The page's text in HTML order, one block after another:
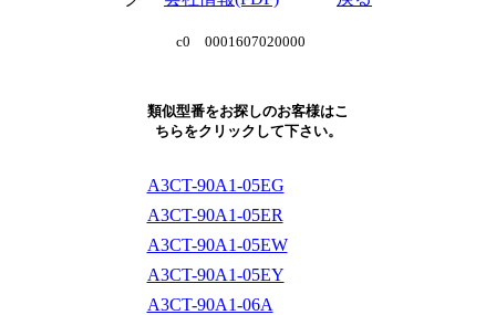
c0 0001607020000
類似型番をお探しのお客様はこ
ちらをクリックして下さい。
A3CT-90A1-05EG
A3CT-90A1-05ER
A3CT-90A1-05EW
A3CT-90A1-05EY
A3CT-90A1-06A